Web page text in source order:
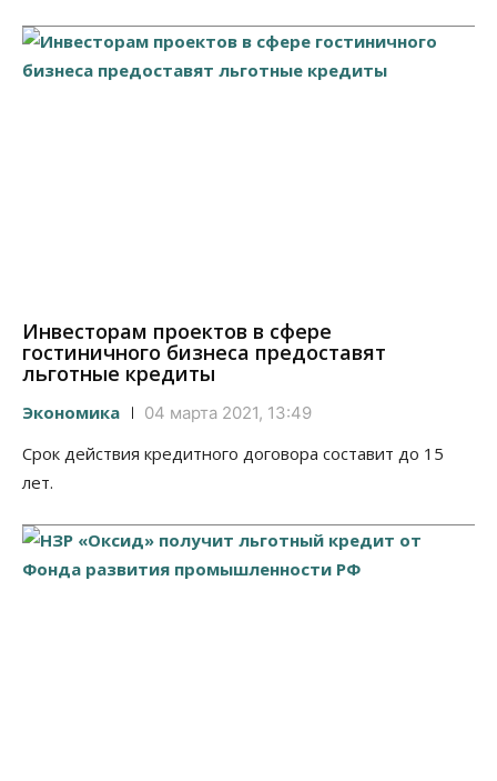
Инвесторам проектов в сфере
гостиничного бизнеса предоставят
льготные кредиты
Экономика 04 марта 2021, 13:49
Срок действия кредитного договора составит до 15
лет.